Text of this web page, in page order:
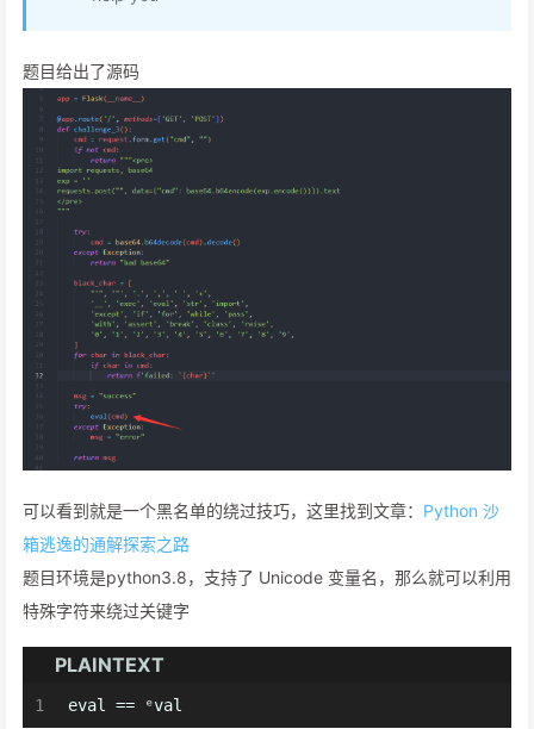
题目给出了源码
可以看到就是一个黑名单的绕过技巧，这里找到文章： Python 沙
箱逃逸的通解探索之路
题目环境是python3.8，支持了 Unicode 变量名，那么就可以利用
特殊字符来绕过关键字
PLAINTEXT
1 eval == ᵉval